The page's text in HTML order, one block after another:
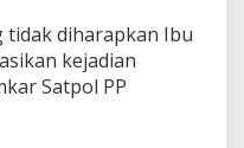
tidak diharapkan Ibu
kejadian
Satpol PP